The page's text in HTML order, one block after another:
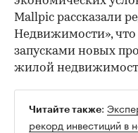
Mallpic рассказали
Недвижимости»,
запусками новых
жилой
Читайте также:
рекорд инвестиций в